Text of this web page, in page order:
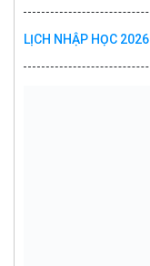
LỊCH NHẬP HỌC 2026